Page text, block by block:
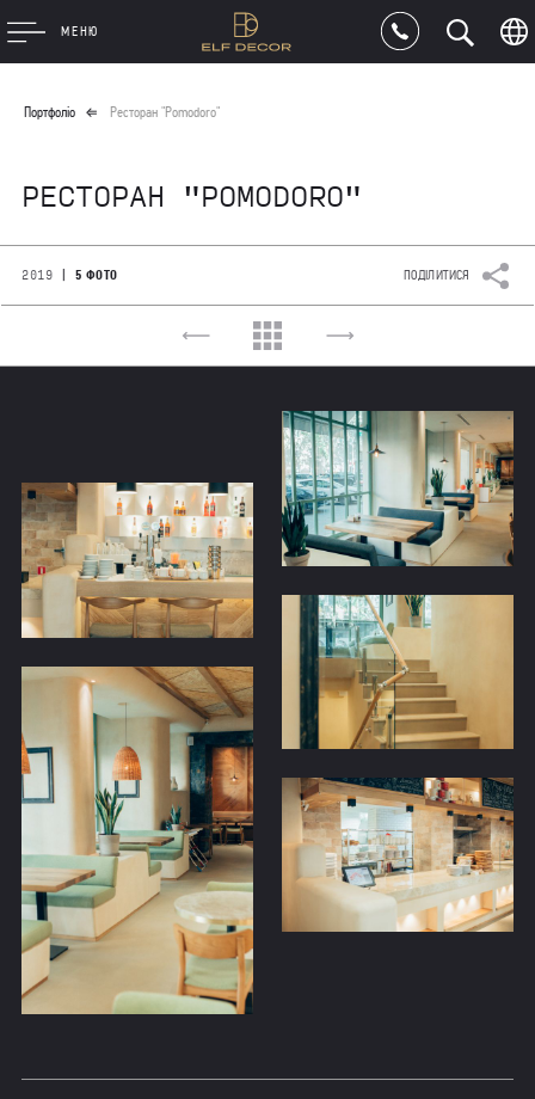
МЕНЮ
Портфоліо Ресторан "Pomodoro"
РЕСТОРАН "POMODORO"
2019 | 5 ФОТО ПОДІЛИТИСЯ